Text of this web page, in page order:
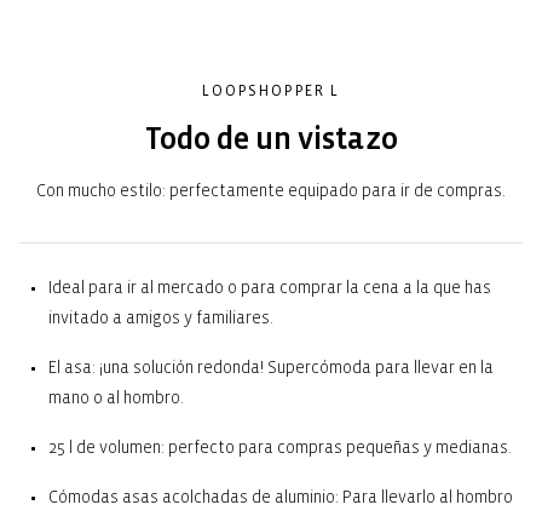
LOOPSHOPPER L
Todo de un vistazo
Con mucho estilo: perfectamente equipado para ir de compras.
Ideal para ir al mercado o para comprar la cena a la que has
invitado a amigos y familiares.
El asa: ¡una solución redonda! Supercómoda para llevar en la
mano o al hombro.
25 l de volumen: perfecto para compras pequeñas y medianas.
Cómodas asas acolchadas de aluminio: Para llevarlo al hombro